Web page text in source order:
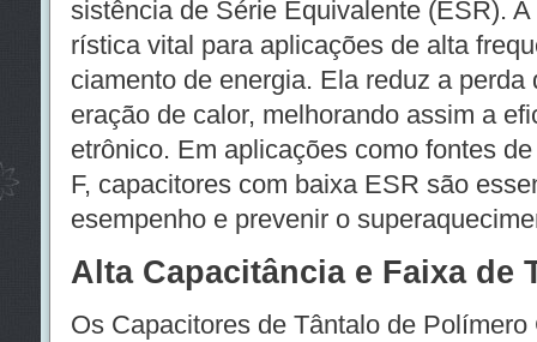
sistência de Série Equivalente (ESR).
rística vital para aplicações de alta
ciamento de energia. Ela reduz a
eração de calor, melhorando assim a
etrônico. Em aplicações como fontes
F, capacitores com baixa ESR são
esempenho e prevenir o
Alta Capacitância e Faixa de
Os Capacitores de Tântalo de